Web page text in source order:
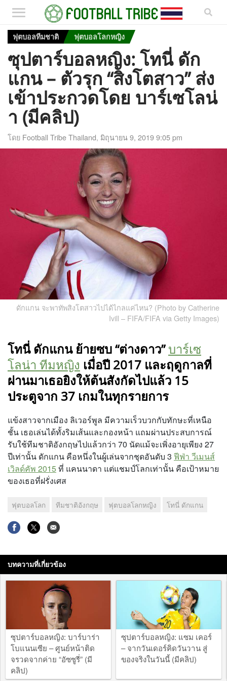
ฟุตบอลทีมชาติ ฟุตบอลโลกหญิง
ซุปตาร์บอลหญิง: โทนี่ ดัก
แกน – ตัวรุก “สิงโตสาว” ส่ง
เข้าประกวดโดย บาร์เซโลน่
า (มีคลิป)
โดย Football Tribe Thailand, มิถุนายน 9, 2019 9:05 pm
ดักแกน จะพาทัพสิงโตสาวไปได้ไกลแค่ไหน? (Photo by Catherine
Ivill – FIFA/FIFA via Getty Images)
โทนี่ ดักแกน ย้ายซบ “ต่างดาว”บาร์เซ
โลน่า ทีมหญิง เมื่อปี 2017 และฤดูกาลที่
ผ่านมาเธอยิงให้ต้นสังกัดไปแล้ว 15
ประตูจาก 37 เกมในทุกรายการ
แข้งสาวจากเมือง ลิเวอร์พูล มีความเร็วบวกกับทักษะที่เหนือ
ชั้น เธอเล่นได้ทั้งริมเส้นและกองหน้า แถมผ่านประสบการณ์
รับใช้ทีมชาติอังกฤษไปแล้วกว่า 70 นัดแม้จะเพิ่งอายุเพียง 27
ปีเท่านั้น ดักแกน คือหนึ่งในผู้เล่นจากชุดอันดับ 3 ฟีฟ่า วีเมนส์
เวิลด์คัพ 2015ที่ แคนนาดา แต่แชมป์โลกเท่านั้น คือเป้าหมาย
ของเธอที่ฝรั่งเศส
ฟุตบอลโลก ทีมชาติอังกฤษ ฟุตบอลโลกหญิง โทนี่ ดักแกน
บทความที่เกี่ยวข้อง
ซุปตาร์บอลหญิง: บาร์บาร่า
โบแนนเซีย – ศูนย์หน้าติด
จรวดจากค่าย “อัซซูรี่” (มี
คลิป)
ซุปตาร์บอลหญิง: แซม เคอร์
– จากวันเดอร์คิดวันวาน สู่
ของจริงในวันนี้ (มีคลิป)